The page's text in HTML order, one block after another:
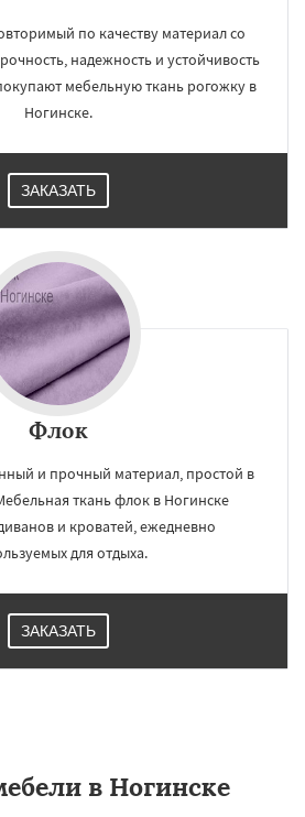
по качеству материал со
надежность и устойчивость
мебельную ткань рогожку в
Ногинске.
ЗАКАЗАТЬ
Флок
и прочный материал, простой в
ткань флок в Ногинске
и кроватей, ежедневно
для отдыха.
ЗАКАЗАТЬ
в Ногинске